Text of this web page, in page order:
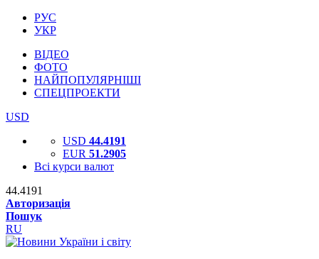
РУС
УКР
ВІДЕО
ФОТО
НАЙПОПУЛЯРНІШІ
СПЕЦПРОЕКТИ
USD
USD 44.4191
EUR 51.2905
Всі курси валют
44.4191
Авторизація
Пошук
RU